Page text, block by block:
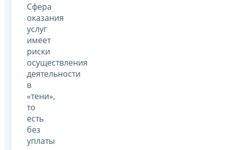
Сфера
оказания
услуг
имеет
риски
осуществления
деятельности
в
«тени»,
то
есть
без
уплаты